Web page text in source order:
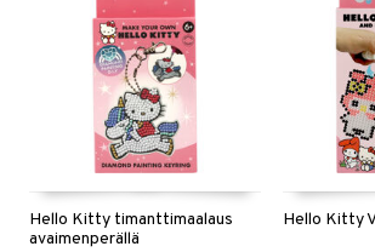
Hello Kitty timanttimaalaus
avaimenperällä
Hello Kitty